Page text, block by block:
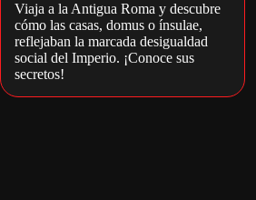
Viaja a la Antigua Roma y descubre
cómo las casas, domus o ínsulae,
reflejaban la marcada desigualdad
social del Imperio. ¡Conoce sus
secretos!